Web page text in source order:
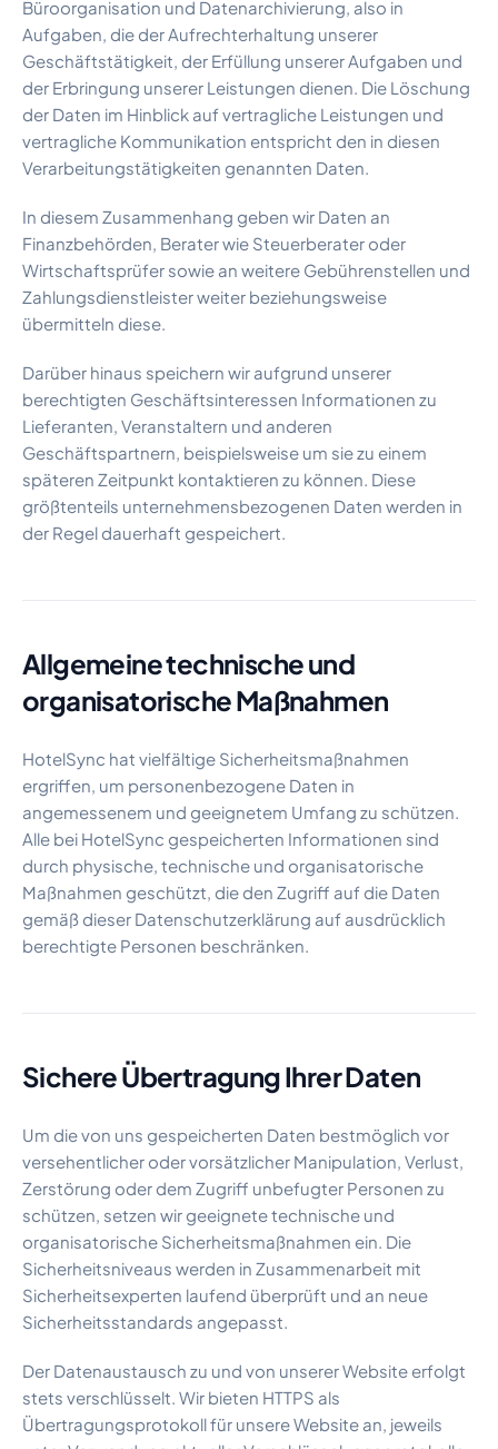
Büroorganisation und Datenarchivierung, also in
Aufgaben, die der Aufrechterhaltung unserer
Geschäftstätigkeit, der Erfüllung unserer Aufgaben und
der Erbringung unserer Leistungen dienen. Die Löschung
der Daten im Hinblick auf vertragliche Leistungen und
vertragliche Kommunikation entspricht den in diesen
Verarbeitungstätigkeiten genannten Daten.
In diesem Zusammenhang geben wir Daten an
Finanzbehörden, Berater wie Steuerberater oder
Wirtschaftsprüfer sowie an weitere Gebührenstellen und
Zahlungsdienstleister weiter beziehungsweise
übermitteln diese.
Darüber hinaus speichern wir aufgrund unserer
berechtigten Geschäftsinteressen Informationen zu
Lieferanten, Veranstaltern und anderen
Geschäftspartnern, beispielsweise um sie zu einem
späteren Zeitpunkt kontaktieren zu können. Diese
größtenteils unternehmensbezogenen Daten werden in
der Regel dauerhaft gespeichert.
Allgemeine technische und
organisatorische Maßnahmen
HotelSync hat vielfältige Sicherheitsmaßnahmen
ergriffen, um personenbezogene Daten in
angemessenem und geeignetem Umfang zu schützen.
Alle bei HotelSync gespeicherten Informationen sind
durch physische, technische und organisatorische
Maßnahmen geschützt, die den Zugriff auf die Daten
gemäß dieser Datenschutzerklärung auf ausdrücklich
berechtigte Personen beschränken.
Sichere Übertragung Ihrer Daten
Um die von uns gespeicherten Daten bestmöglich vor
versehentlicher oder vorsätzlicher Manipulation, Verlust,
Zerstörung oder dem Zugriff unbefugter Personen zu
schützen, setzen wir geeignete technische und
organisatorische Sicherheitsmaßnahmen ein. Die
Sicherheitsniveaus werden in Zusammenarbeit mit
Sicherheitsexperten laufend überprüft und an neue
Sicherheitsstandards angepasst.
Der Datenaustausch zu und von unserer Website erfolgt
stets verschlüsselt. Wir bieten HTTPS als
Übertragungsprotokoll für unsere Website an, jeweils